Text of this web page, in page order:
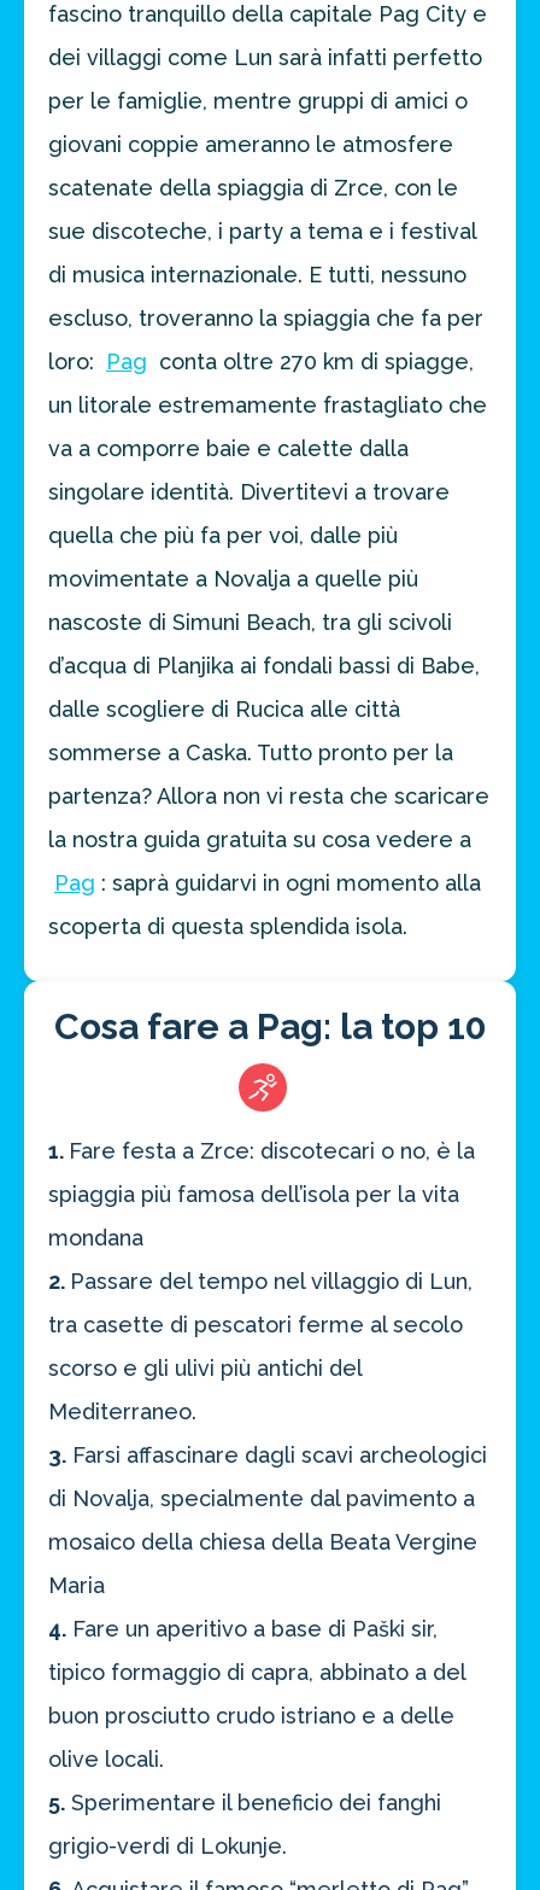
fascino tranquillo della capitale Pag City e
dei villaggi come Lun sarà infatti perfetto
per le famiglie, mentre gruppi di amici o
giovani coppie ameranno le atmosfere
scatenate della spiaggia di Zrce, con le
sue discoteche, i party a tema e i festival
di musica internazionale. E tutti, nessuno
escluso, troveranno la spiaggia che fa per
loro:
Pag conta oltre 270 km di spiagge,
un litorale estremamente frastagliato che
va a comporre baie e calette dalla
singolare identità. Divertitevi a trovare
quella che più fa per voi, dalle più
movimentate a Novalja a quelle più
nascoste di Simuni Beach, tra gli scivoli
d’acqua di Planjika ai fondali bassi di Babe,
dalle scogliere di Rucica alle città
sommerse a Caska. Tutto pronto per la
partenza? Allora non vi resta che scaricare
la nostra guida gratuita su cosa vedere a
Pag : saprà guidarvi in ogni momento alla
scoperta di questa splendida isola.
Cosa fare a Pag: la top 10
1. Fare festa a Zrce: discotecari o no, è la
spiaggia più famosa dell’isola per la vita
mondana
2. Passare del tempo nel villaggio di Lun,
tra casette di pescatori ferme al secolo
scorso e gli ulivi più antichi del
Mediterraneo.
3. Farsi affascinare dagli scavi archeologici
di Novalja, specialmente dal pavimento a
mosaico della chiesa della Beata Vergine
Maria
4. Fare un aperitivo a base di Paški sir,
tipico formaggio di capra, abbinato a del
buon prosciutto crudo istriano e a delle
olive locali.
5. Sperimentare il beneficio dei fanghi
grigio-verdi di Lokunje.